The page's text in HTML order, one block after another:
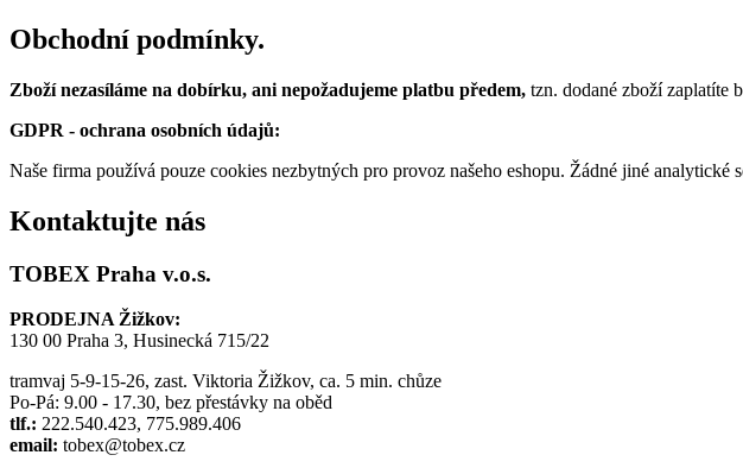
Obchodní podmínky.
Zboží nezasíláme na dobírku, ani nepožadujeme platbu předem, tzn. dodané zboží zaplatíte
GDPR - ochrana osobních údajů:
Naše firma používá pouze cookies nezbytných pro provoz našeho eshopu. Žádné jiné
Kontaktujte nás
TOBEX Praha v.o.s.
PRODEJNA Žižkov:
130 00 Praha 3, Husinecká 715/22
tramvaj 5-9-15-26, zast. Viktoria Žižkov, ca. 5 min. chůze
Po-Pá: 9.00 - 17.30, bez přestávky na oběd
tlf.: 222.540.423, 775.989.406
email: tobex@tobex.cz